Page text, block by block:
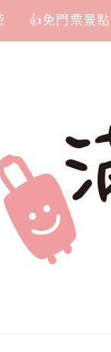
👍免門票景點